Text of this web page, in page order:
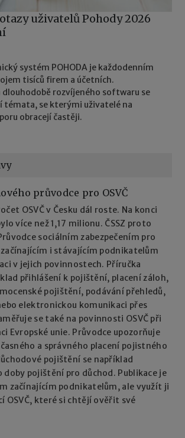
uživatelů Pohody 2026
systém POHODA je každodenním
tisíců firem a účetních.
dlouhodobě rozvíjeného softwaru se
témata, se kterými uživatelé na
obracejí častěji.
průvodce pro OSVČ
OSVČ v Česku dál roste. Na konci
více než 1,17 milionu. ČSSZ proto
sociálním zabezpečením pro
začínajícím i stávajícím podnikatelům
v jejich povinnostech. Příručka
přihlášení k pojištění, placení záloh,
pojištění, podávání přehledů,
elektronickou komunikaci přes
se také na povinnosti OSVČ při
Evropské unie. Průvodce upozorňuje
a správného placení pojistného
pojištění se například
doby pojištění pro důchod. Publikace je
začínajícím podnikatelům, ale využít ji
OSVČ, které si chtějí ověřit své